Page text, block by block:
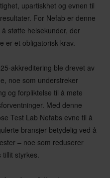
upartiskhet og evnen til
For Nefab er denne
støtte helsekunder, der
er et obligatorisk krav.
akkreditering ble drevet av
noe som understreker
og forpliktelse til å møte
Med denne
Test Lab Nefabs evne til å
bransjer betydelig ved å
– noe som reduserer
tillit styrkes.